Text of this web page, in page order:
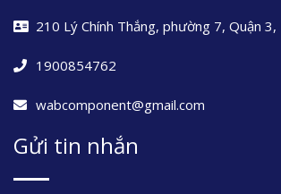
210 Lý Chính Thắng, phường 7, Quận 3,
1900854762
wabcomponent@gmail.com
Gửi tin nhắn